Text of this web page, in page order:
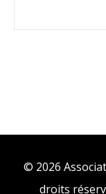
© 2026
droits